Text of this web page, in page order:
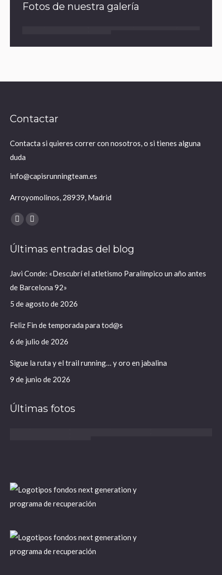
Fotos de nuestra galería
Contactar
Contacta si quieres correr con nosotros, o si tienes alguna
duda
info@capisrunningteam.es
Arroyomolinos, 28939, Madrid
Encuéntranos en:
X
se
en
una
ventana
Instagram
se
en
una
ventana
Últimas entradas del blog
Javi Conde: «Descubrí el atletismo Paralímpico un año antes
de Barcelona 92»
5 de agosto de 2026
Feliz Fin de temporada para tod@s
6 de julio de 2026
Sigue la ruta y el trail running… y oro en jabalina
9 de junio de 2026
Últimas fotos